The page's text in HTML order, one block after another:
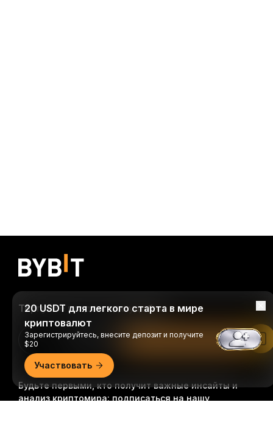
Будьте первыми, кто получит важные инсайты и
анализ криптомира: подписаться на нашу
Торгуйте когда и где удобно
Download Bybit App
20 USDT для легкого старта в мире
криптовалют
Зарегистрируйтесь, внесите депозит и получите
$20
Участвовать
Читать в приложении Bybit